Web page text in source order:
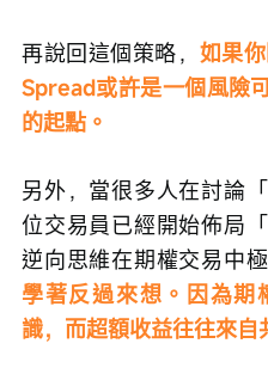
再說回這個策略， 如果
Spread或許是一個風險
的起點。
另外，當很多人在討論
位交易員已經開始佈局
逆向思維在期權交易中極
學著反過來想。因為期
識，而超額收益往往來自